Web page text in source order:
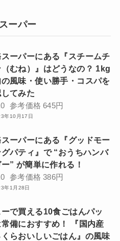
ーパー
ーパーにある『スチームチ
（むね）』はどうなの？ 1kg
風味・使い勝手・コスパを
てみた
参考価格 645円
年10月17日
ーパーにある『グッドモー
グパティ』で “おうちハンバ
” が簡単に作れる！
参考価格 386円
年1月28日
で買える10食ごはんパッ
常備におすすめ！ 『国内産
らおいしいごはん』の風味